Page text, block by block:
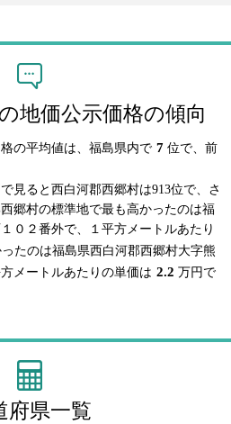
地価公示価格の傾向
の平均値は、福島県内で 7 位で、前
見ると西白河郡西郷村は913位で、さ
郷村の標準地で最も高かったのは福
０２番外で、１平方メートルあたり
たのは福島県西白河郡西郷村大字熊
メートルあたりの単価は 2.2 万円で
府県一覧